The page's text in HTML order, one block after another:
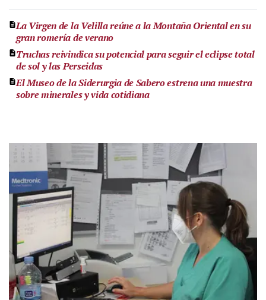
La Virgen de la Velilla reúne a la Montaña Oriental en su
gran romería de verano
Truchas reivindica su potencial para seguir el eclipse total
de sol y las Perseidas
El Museo de la Siderurgia de Sabero estrena una muestra
sobre minerales y vida cotidiana